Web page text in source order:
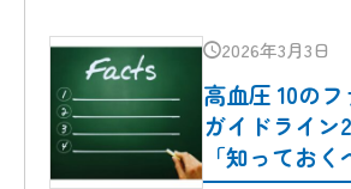
2026年3月3日
高血圧 10の
ガイドライン
「知っておく